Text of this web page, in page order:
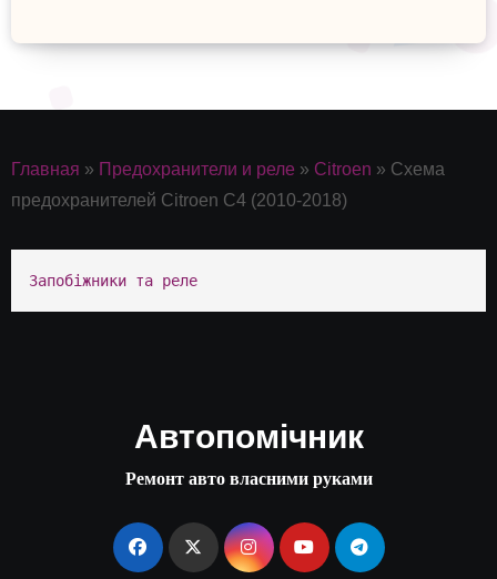
Главная » Предохранители и реле » Citroen » Схема
предохранителей Citroen C4 (2010-2018)
Запобіжники та реле
Автопомічник
Ремонт авто власними руками